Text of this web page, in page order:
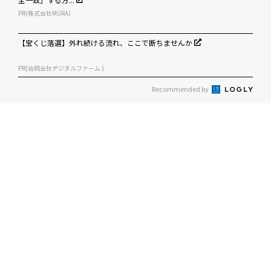
PR(株式会社MURA)
【宝くじ落選】外れ続ける流れ、ここで断ちませんか
PR(合同会社デジタルファーム )
Recommended by